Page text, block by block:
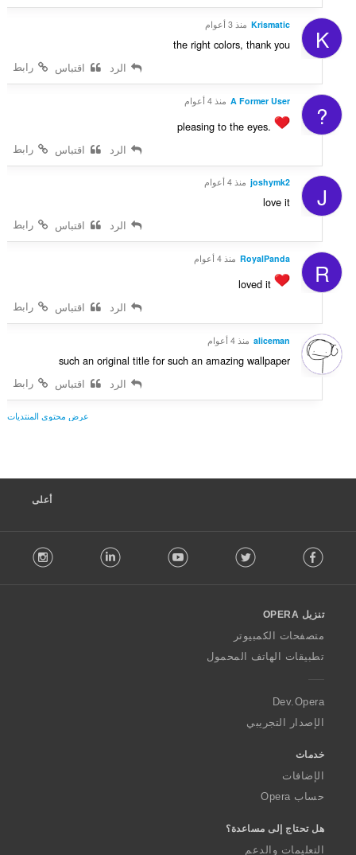
K
Krismatic منذ 3 أعوام
the right colors, thank you
رابط
الرد اقتباس
?
A Former User منذ 4 أعوام
pleasing to the eyes.
رابط
الرد اقتباس
J
joshymk2 منذ 4 أعوام
love it
رابط
الرد اقتباس
R
RoyalPanda منذ 4 أعوام
loved it
رابط
الرد اقتباس
aliceman منذ 4 أعوام
such an original title for such an amazing wallpaper
رابط
الرد اقتباس
عرض محتوى المنتديات
أعلى
o
w
O
a
Facebook
Twitter
Youtube
LinkedIn
تنزيل OPERA
متصفحات الكمبيوتر
تطبيقات الهاتف المحمول
Dev.Opera
الإصدار التجريبي
خدمات
الإضافات
حساب Opera
هل تحتاج إلى مساعدة؟
التعليمات والدعم